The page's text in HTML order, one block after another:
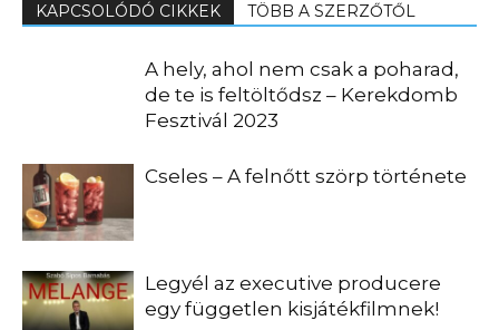
KAPCSOLÓDÓ CIKKEK TÖBB A SZERZŐTŐL
A hely, ahol nem csak a poharad,
de te is feltöltődsz – Kerekdomb
Fesztivál 2023
Cseles – A felnőtt szörp története
Legyél az executive producere
egy független kisjátékfilmnek!